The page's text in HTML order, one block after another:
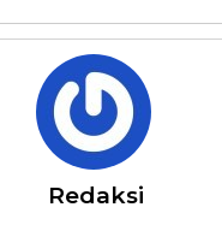
Redaksi